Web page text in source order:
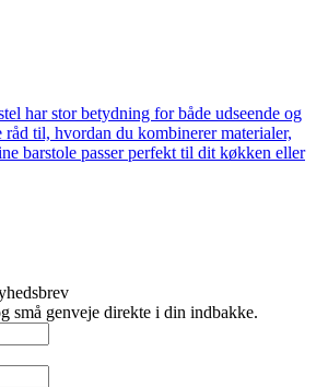
har stor betydning for både udseende og
til, hvordan du kombinerer materialer,
barstole passer perfekt til dit køkken eller
små genveje direkte i din indbakke.